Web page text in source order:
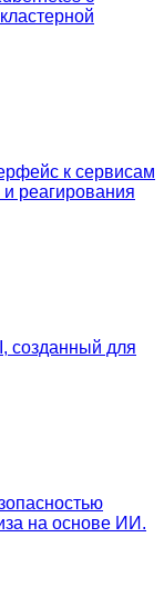
к сервисам
реагирования
созданный для
на основе ИИ.